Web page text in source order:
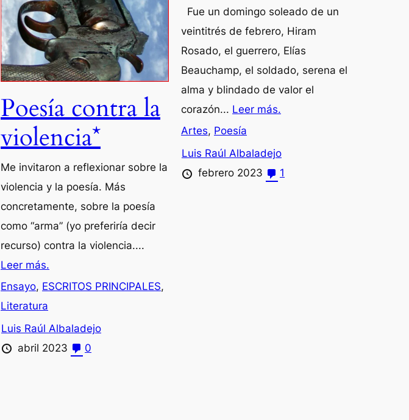
Poesía contra la
violencia*
Me invitaron a reflexionar sobre la
violencia y la poesía. Más
concretamente, sobre la poesía
como “arma” (yo preferiría decir
recurso) contra la violencia....
Leer más.
Ensayo, ESCRITOS PRINCIPALES,
Literatura
Luis Raúl Albaladejo
abril 2023
0
Fue un domingo soleado de un
veintitrés de febrero, Hiram
Rosado, el guerrero, Elías
Beauchamp, el soldado, serena el
alma y blindado de valor el
corazón... Leer más.
Artes, Poesía
Luis Raúl Albaladejo
febrero 2023
1